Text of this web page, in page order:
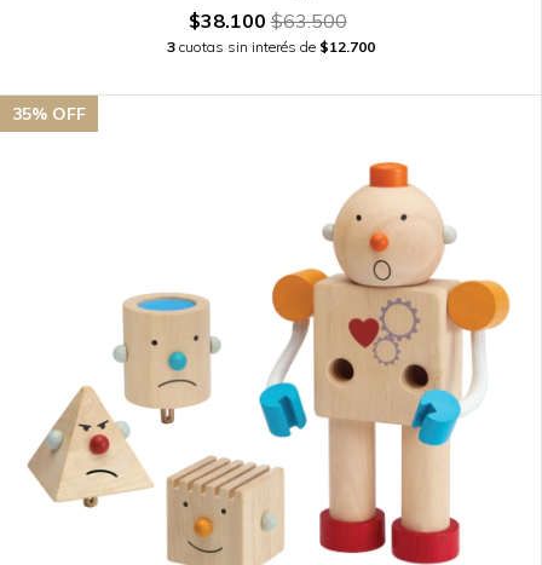
$38.100$63.500
3 cuotas sin interés de $12.700
35% OFF